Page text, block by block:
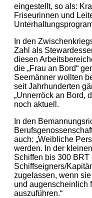
eingestellt, so als:
Friseurinnen und
In den
Zahl als
diesen
die „Frau an Bord“
Seemänner wollten
seit Jahrhunderten
„Unnerröck an Bord,
noch aktuell.
In den
auch: „Weibliche
werden. In der
Schiffen bis 300
Schiffseigners/
zugelassen, wenn
und augenscheinlich
auszuführen.“